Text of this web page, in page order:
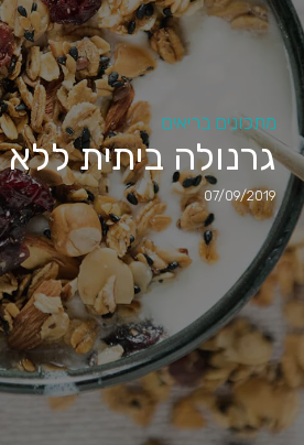
מתכונים בריאים
גרנולה ביתית
07/09/2019